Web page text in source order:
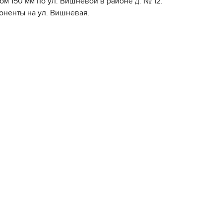
на ул. Вишневая.